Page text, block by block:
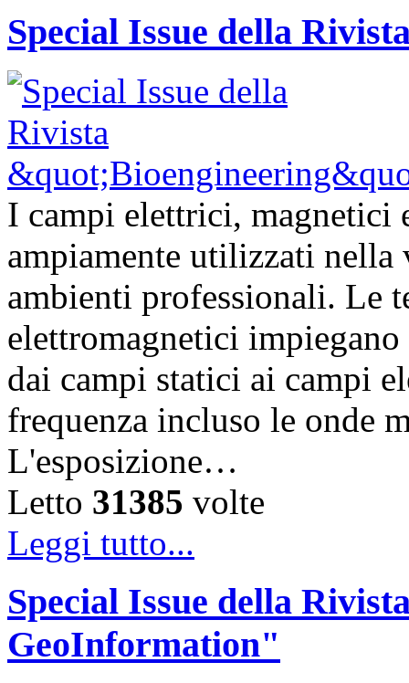
Special Issue della
I campi elettrici, magnetici
ampiamente utilizzati
ambienti professionali. Le
elettromagnetici
dai campi statici ai campi
frequenza incluso le onde
L'esposizione…
Letto 31385 volte
Leggi tutto...
Special Issue della
GeoInformation"